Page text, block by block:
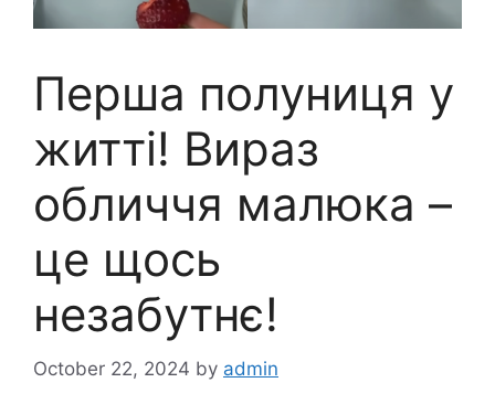
Перша полуниця у
житті! Вираз
обличчя малюка –
це щось
незабутнє!
October 22, 2024 by admin